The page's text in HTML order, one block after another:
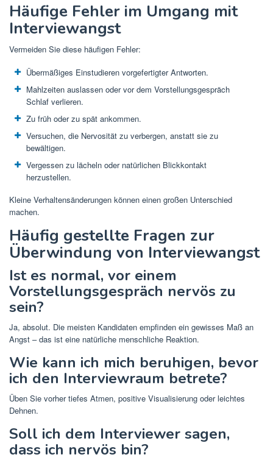
Häufige Fehler im Umgang mit
Interviewangst
Vermeiden Sie diese häufigen Fehler:
Übermäßiges Einstudieren vorgefertigter Antworten.
Mahlzeiten auslassen oder vor dem Vorstellungsgespräch
Schlaf verlieren.
Zu früh oder zu spät ankommen.
Versuchen, die Nervosität zu verbergen, anstatt sie zu
bewältigen.
Vergessen zu lächeln oder natürlichen Blickkontakt
herzustellen.
Kleine Verhaltensänderungen können einen großen Unterschied
machen.
Häufig gestellte Fragen zur
Überwindung von Interviewangst
Ist es normal, vor einem
Vorstellungsgespräch nervös zu
sein?
Ja, absolut. Die meisten Kandidaten empfinden ein gewisses Maß an
Angst – das ist eine natürliche menschliche Reaktion.
Wie kann ich mich beruhigen, bevor
ich den Interviewraum betrete?
Üben Sie vorher tiefes Atmen, positive Visualisierung oder leichtes
Dehnen.
Soll ich dem Interviewer sagen,
dass ich nervös bin?